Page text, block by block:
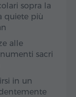
sopra la
quiete più
alle
sacri
in un